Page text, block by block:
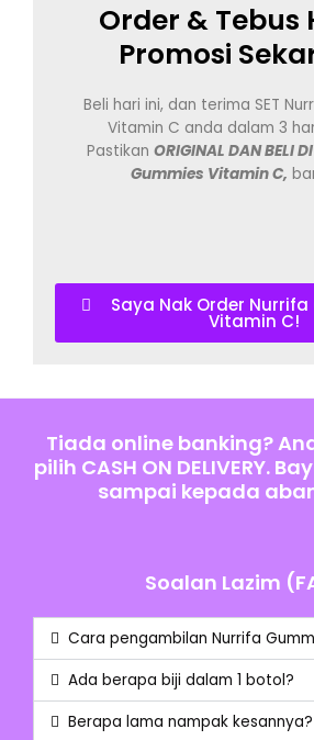
Order & Tebus
Promosi
Beli hari ini, dan terima SET
Vitamin C anda dalam 3
Pastikan ORIGINAL DAN BELI
Gummies Vitamin C,
Saya Nak Order
Vitamin C!
Tiada online banking?
pilih CASH ON DELIVERY.
sampai kepada
Soalan Lazim
Cara pengambilan Nurrifa
Ada berapa biji dalam 1 botol?
Berapa lama nampak kesannya?